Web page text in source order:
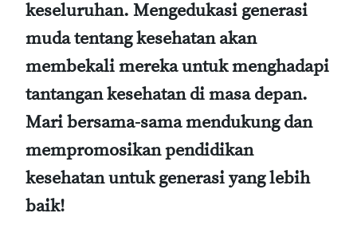
keseluruhan. Mengedukasi generasi
muda tentang kesehatan akan
membekali mereka untuk menghadapi
tantangan kesehatan di masa depan.
Mari bersama-sama mendukung dan
mempromosikan pendidikan
kesehatan untuk generasi yang lebih
baik!